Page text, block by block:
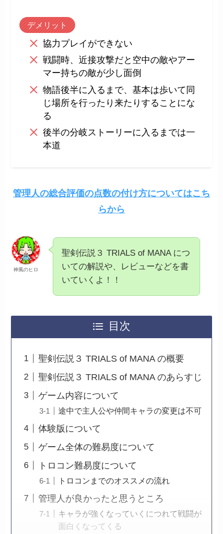
デメリット
協力プレイができない
戦闘時、近接攻撃だと空中の敵やアー
マー持ちの敵が少し面倒
物語後半に入るまで、基本は歩いて同
じ場所を行ったり来たりすることにな
る
後半の分岐ストーリーに入るまでは一
本道
管理人の総合評価の点数の付け方についてはこち
らから
神風のヒロ
聖剣伝説３ TRIALS of MANA につ
いての解説や、レビューなどを書
いていくよ！！
目次
聖剣伝説３ TRIALS of MANA の概要
聖剣伝説３ TRIALS of MANA のあらすじ
ゲーム内容について
途中で主人公や仲間キャラの変更は不可
体験版について
ゲーム全体の難易度について
トロコン難易度について
トロコンまでのオススメの流れ
管理人が良かったと思うところ
キャラが強くなっていくにつれて戦闘が
面白くなってくる